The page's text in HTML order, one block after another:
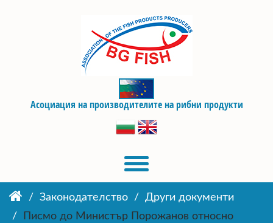
Асоциация на производителите на рибни продукти
Законодателство
Други документи
Писмо до Министър Порожанов относно